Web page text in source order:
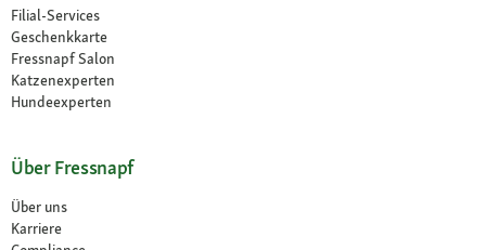
Filial-Services
Geschenkkarte
Fressnapf Salon
Katzenexperten
Hundeexperten
Über Fressnapf
Über uns
Karriere